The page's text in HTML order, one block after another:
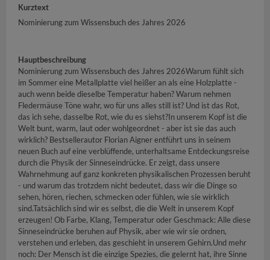
Kurztext
Nominierung zum Wissensbuch des Jahres 2026
Hauptbeschreibung
Nominierung zum Wissensbuch des Jahres 2026Warum fühlt sich
im Sommer eine Metallplatte viel heißer an als eine Holzplatte -
auch wenn beide dieselbe Temperatur haben? Warum nehmen
Fledermäuse Töne wahr, wo für uns alles still ist? Und ist das Rot,
das ich sehe, dasselbe Rot, wie du es siehst?In unserem Kopf ist die
Welt bunt, warm, laut oder wohlgeordnet - aber ist sie das auch
wirklich? Bestsellerautor Florian Aigner entführt uns in seinem
neuen Buch auf eine verblüffende, unterhaltsame Entdeckungsreise
durch die Physik der Sinneseindrücke. Er zeigt, dass unsere
Wahrnehmung auf ganz konkreten physikalischen Prozessen beruht
- und warum das trotzdem nicht bedeutet, dass wir die Dinge so
sehen, hören, riechen, schmecken oder fühlen, wie sie wirklich
sind.Tatsächlich sind wir es selbst, die die Welt in unserem Kopf
erzeugen! Ob Farbe, Klang, Temperatur oder Geschmack: Alle diese
Sinneseindrücke beruhen auf Physik, aber wie wir sie ordnen,
verstehen und erleben, das geschieht in unserem Gehirn.Und mehr
noch: Der Mensch ist die einzige Spezies, die gelernt hat, ihre Sinne